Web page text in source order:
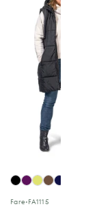
Fare•FA1115